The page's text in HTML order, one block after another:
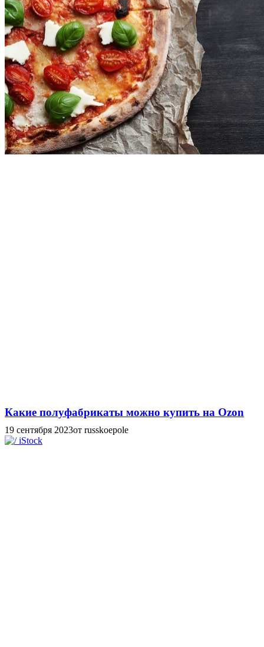
Какие полуфабрикаты можно купить на Ozon
19 сентября 2023от russkoepole